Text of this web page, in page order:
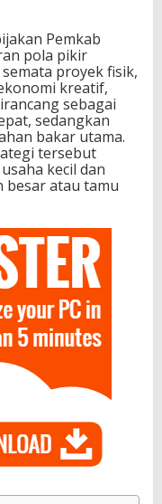
Pemkab
pola pikir
proyek fisik,
kreatif,
sebagai
sedangkan
bakar utama.
tersebut
kecil dan
besar atau tamu